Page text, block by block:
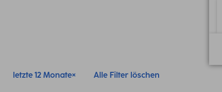
letzte 12 Monate Alle Filter löschen